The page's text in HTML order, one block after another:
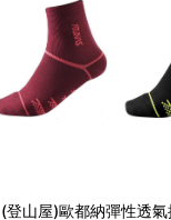
(登山屋)歐都納彈性透